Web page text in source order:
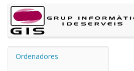
Ordenadores